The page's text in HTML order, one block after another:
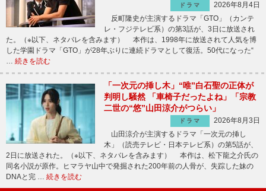
ドラマ
2026年8月4日
反町隆史が主演するドラマ「GTO」（カンテ
レ・フジテレビ系）の第3話が、3日に放送され
た。（※以下、ネタバレを含みます） 本作は、1998年に放送されて人気を博
した学園ドラマ「GTO」が28年ぶりに連続ドラマとして復活。50代になった“
… 続きを読む
「一次元の挿し木」“唯”白石聖の正体が
判明し騒然 「車椅子だったよね」「宗教
二世の“悠”山田涼介がつらい」
ドラマ
2026年8月3日
山田涼介が主演するドラマ「一次元の挿し
木」（読売テレビ・日本テレビ系）の第5話が、
2日に放送された。（※以下、ネタバレを含みます） 本作は、松下龍之介氏の
同名小説が原作。ヒマラヤ山中で発掘された200年前の人骨が、失踪した妹の
DNAと完 … 続きを読む